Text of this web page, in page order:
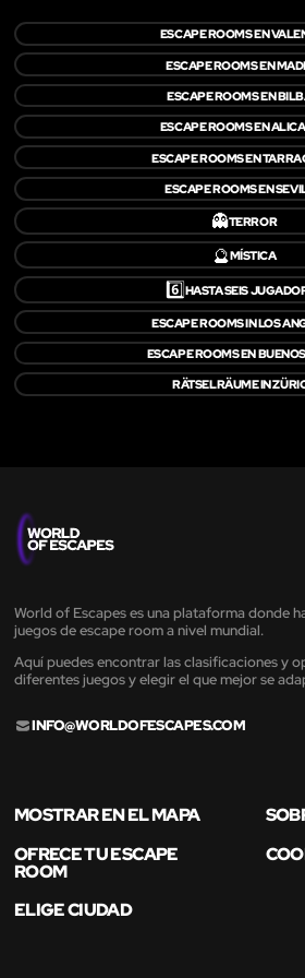
ESCAPE ROOMS EN
ESCAPE ROOMS EN
ESCAPE ROOMS EN
ESCAPE ROOMS EN
ESCAPE ROOMS EN
ESCAPE ROOMS EN
👻TERROR
🔮MÍSTICA
6️⃣HASTA SEIS
ESCAPE ROOMS IN LOS
ESCAPE ROOMS EN
RÄTSELRÄUME IN
World of Escapes es una plataforma donde
juegos de escape room a nivel mundial.
Aquí puedes encontrar las clasificaciones y
diferentes juegos y elegir el que mejor se
INFO@WORLDOFESCAPES.COM
MOSTRAR EN EL MAPA
OFRECE TU ESCAPE
ROOM
ELIGE CIUDAD